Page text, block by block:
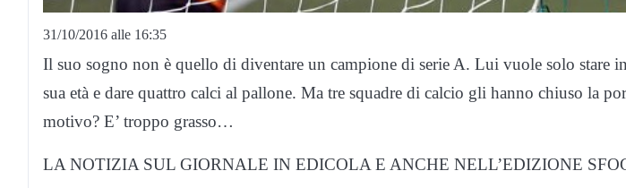
31/10/2016 alle 16:35
Il suo sogno non è quello di diventare un campione di serie A. Lui vuole solo stare
sua età e dare quattro calci al pallone. Ma tre squadre di calcio gli hanno chiuso la
motivo? E’ troppo grasso…
LA NOTIZIA SUL GIORNALE IN EDICOLA E ANCHE NELL’EDIZIONE